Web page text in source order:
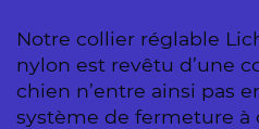
Notre collier réglable
nylon est revêtu d’une
chien n’entre ainsi pas
système de fermeture à